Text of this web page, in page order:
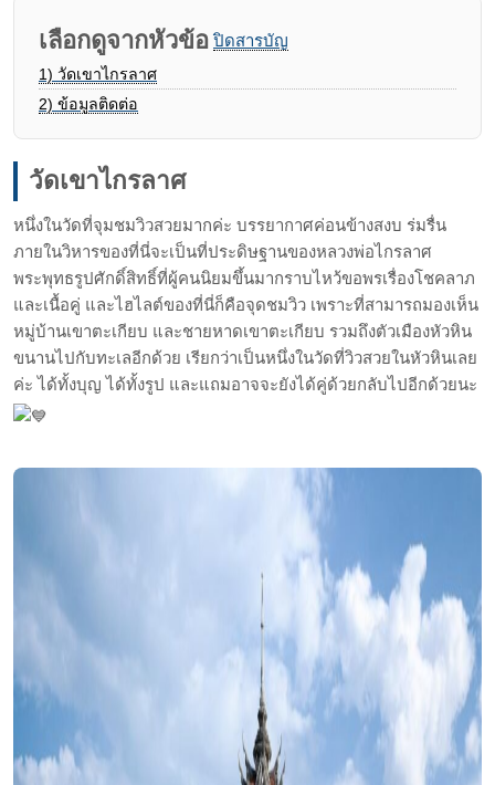
เลือกดูจากหัวข้อ ปิดสารบัญ
1) วัดเขาไกรลาศ
2) ข้อมูลติดต่อ
วัดเขาไกรลาศ
หนึ่งในวัดที่จุมชมวิวสวยมากค่ะ บรรยากาศค่อนข้างสงบ ร่มรื่น
ภายในวิหารของที่นี่จะเป็นที่ประดิษฐานของหลวงพ่อไกรลาศ
พระพุทธรูปศักดิ์สิทธิ์ที่ผู้คนนิยมขึ้นมากราบไหว้ขอพรเรื่องโชคลาภ
และเนื้อคู่ และไฮไลต์ของที่นี่ก็คือจุดชมวิว เพราะที่สามารถมองเห็น
หมู่บ้านเขาตะเกียบ และชายหาดเขาตะเกียบ รวมถึงตัวเมืองหัวหิน
ขนานไปกับทะเลอีกด้วย เรียกว่าเป็นหนึ่งในวัดที่วิวสวยในหัวหินเลย
ค่ะ ได้ทั้งบุญ ได้ทั้งรูป และแถมอาจจะยังได้คู่ด้วยกลับไปอีกด้วยนะ